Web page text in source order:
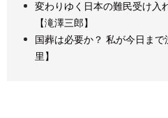
変わりゆく日本の難民受け
【滝澤三郎】
国葬は必要か？ 私が今日ま
里】